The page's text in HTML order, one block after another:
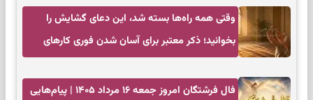
وقتی همه راه‌ها بسته شد، این دعای گشایش را
بخوانید؛ ذکر معتبر برای آسان شدن فوری کارهای
فال فرشتگان امروز جمعه ۱۶ مرداد ۱۴۰۵ | پیام‌هایی